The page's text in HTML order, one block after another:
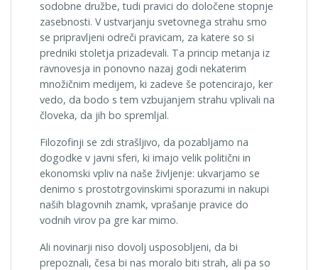
sodobne družbe, tudi pravici do določene stopnje
zasebnosti. V ustvarjanju svetovnega strahu smo
se pripravljeni odreči pravicam, za katere so si
predniki stoletja prizadevali. Ta princip metanja iz
ravnovesja in ponovno nazaj godi nekaterim
množičnim medijem, ki zadeve še potencirajo, ker
vedo, da bodo s tem vzbujanjem strahu vplivali na
človeka, da jih bo spremljal.
Filozofinji se zdi strašljivo, da pozabljamo na
dogodke v javni sferi, ki imajo velik politični in
ekonomski vpliv na naše življenje: ukvarjamo se
denimo s prostotrgovinskimi sporazumi in nakupi
naših blagovnih znamk, vprašanje pravice do
vodnih virov pa gre kar mimo.
Ali novinarji niso dovolj usposobljeni, da bi
prepoznali, česa bi nas moralo biti strah, ali pa so